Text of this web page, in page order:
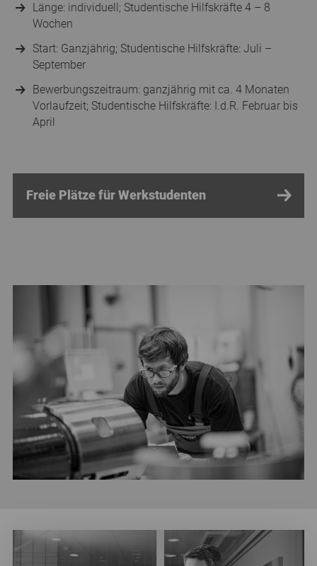
Länge: individuell; Studentische Hilfskräfte 4 – 8
Wochen
Start: Ganzjährig; Studentische Hilfskräfte: Juli –
September
Bewerbungszeitraum: ganzjährig mit ca. 4 Monaten
Vorlaufzeit; Studentische Hilfskräfte: I.d.R. Februar bis
April
Freie Plätze für Werkstudenten